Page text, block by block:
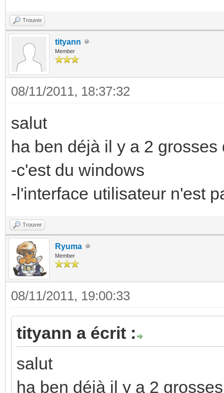
Trouver
tityann
Member
08/11/2011, 18:37:32
salut
ha ben déjà il y a 2 grosses
-c'est du windows
-l'interface utilisateur n'est
Trouver
Ryuma
Member
08/11/2011, 19:00:33
tityann a écrit :
salut
ha ben déjà il y a 2